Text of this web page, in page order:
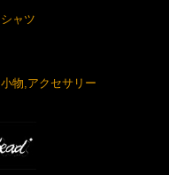
シャツ
小物,アクセサリー